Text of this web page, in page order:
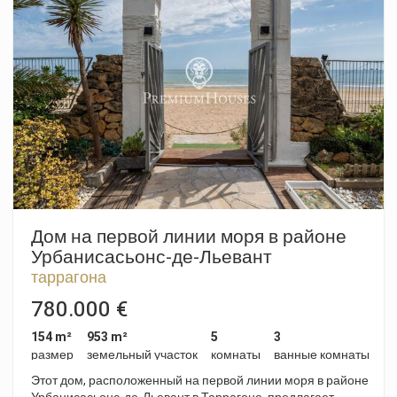
разрешённая высота: 8 м (первый этаж + 1 этаж). Родолат-
дель-Моро — это небольшой жилой район, окружённый
лесами, расположенный к северу от Таррагоны. Он
известен своей природной средой, близлежащими
пешеходными маршрутами и низкой плотностью
населения.
Дом на первой линии моря в районе
Урбанисасьонс-де-Льевант
таррагона
780.000 €
154 m²
размер
953 m²
земельный участок
5
комнаты
3
ванные комнаты
Этот дом, расположенный на первой линии моря в районе